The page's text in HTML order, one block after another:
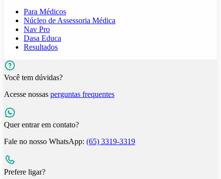
Para Médicos
Núcleo de Assessoria Médica
Nav Pro
Dasa Educa
Resultados
Você tem dúvidas?
Acesse nossas perguntas frequentes
Quer entrar em contato?
Fale no nosso WhatsApp: (65) 3319-3319
Prefere ligar?